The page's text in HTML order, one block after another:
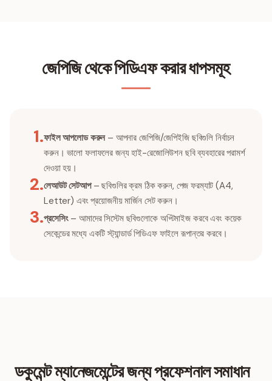
জেপিজি থেকে পিডিএফ করার ধাপসমূহ
1.ফাইল আপলোড করুন– আপনার জেপিজি/জেপিইজি ছবিগুলি নির্বাচন
করুন। ভালো ফলাফলের জন্য হাই-রেজোলিউশন ছবি ব্যবহারের পরামর্শ
দেওয়া হয়।
2.লেআউট সেটআপ– ছবিগুলির ক্রম ঠিক করুন, পেজ ফরম্যাট (A4,
Letter) এবং প্রয়োজনীয় মার্জিন সেট করুন।
3.প্রসেসিং– আমাদের সিস্টেম ছবিগুলোকে অপ্টিমাইজ করবে এবং কয়েক
সেকেন্ডের মধ্যে একটি স্ট্যান্ডার্ড পিডিএফ ফাইলে রূপান্তর করবে।
ডকুমেন্ট ম্যানেজমেন্টের জন্য প্রফেশনাল সমাধান